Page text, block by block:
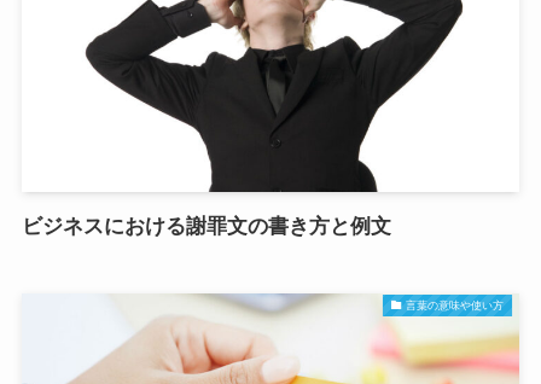
ビジネスにおける謝罪文の書き方と例文
言葉の意味や使い方